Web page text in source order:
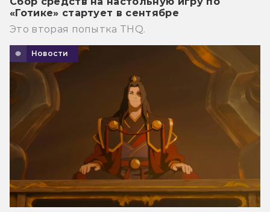
«Готике» стартует в сентябре
Это вторая попытка THQ.
Новости